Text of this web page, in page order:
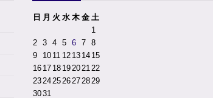
日 月 火 水 木 金 土
1
2 3 4 5 6 7 8
9
10 11 12 13 14 15
16 17 18 19 20 21 22
23 24 25 26 27 28 29
3031